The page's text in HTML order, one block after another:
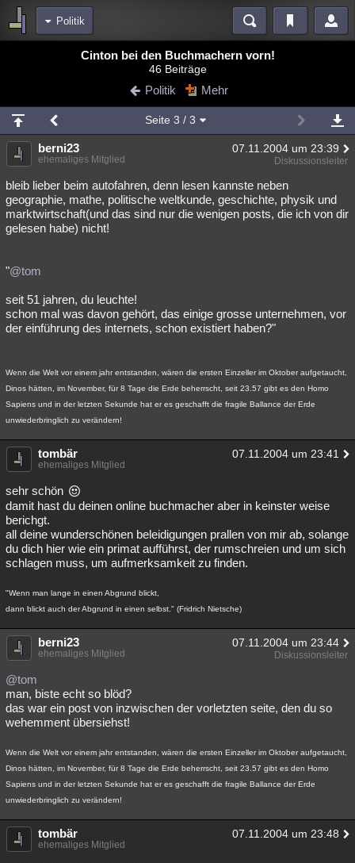
Politik
Blogs
Chat Wiki Neuigkeiten
meine Rubriken
Menschen Mystery Kriminalfälle
Spiritualität Verschwörungen Technologie Ufologie
Natur Umfragen Unterhaltung
weitere Rubriken
Astronomie Helpdesk
Musik Clash Verbesserungen Allmystery
Besucht Teilgenommen Alle Neue Geschlossen
Lesenswert Schlüsselwörter
Cinton bei den Buchmachern vorn!
46 Beiträge
Politik Mehr
Seite 3 / 3
berni23 07.11.2004 um 23:39
ehemaliges Mitglied Diskussionsleiter
bleib lieber beim autofahren, denn lesen kannste neben
geographie, mathe, politische weltkunde, geschichte, physik und
marktwirtschaft(und das sind nur die wenigen posts, die ich von dir
gelesen habe) nicht!
"@tom
seit 51 jahren, du leuchte!
schon mal was davon gehört, das einige grosse unternehmen, vor
der einführung des internets, schon existiert haben?"
Wenn die Welt vor einem jahr entstanden, wären die ersten Einzeller im Oktober aufgetaucht,
Dinos hätten, im November, für 8 Tage die Erde beherrscht, seit 23.57 gibt es den Homo
Sapiens und in der letzten Sekunde hat er es geschafft die fragile Ballance der Erde
unwiederbringlich zu verändern!
tombär 07.11.2004 um 23:41
ehemaliges Mitglied
sehr schön
damit hast du deinen online buchmacher aber in keinster weise
berichgt.
all deine wunderschönen beleidigungen prallen von mir ab, solange
du dich hier wie ein primat aufführst, der rumschreien und um sich
schlagen muss, um aufmerksamkeit zu finden.
"Wenn man lange in einen Abgrund blickt,
dann blickt auch der Abgrund in einen selbst." (Fridrich Nietsche)
berni23 07.11.2004 um 23:44
ehemaliges Mitglied Diskussionsleiter
@tom
man, biste echt so blöd?
das war ein post von inzwischen der vorletzten seite, den du so
wehemment übersiehst!
Wenn die Welt vor einem jahr entstanden, wären die ersten Einzeller im Oktober aufgetaucht,
Dinos hätten, im November, für 8 Tage die Erde beherrscht, seit 23.57 gibt es den Homo
Sapiens und in der letzten Sekunde hat er es geschafft die fragile Ballance der Erde
unwiederbringlich zu verändern!
tombär 07.11.2004 um 23:48
ehemaliges Mitglied